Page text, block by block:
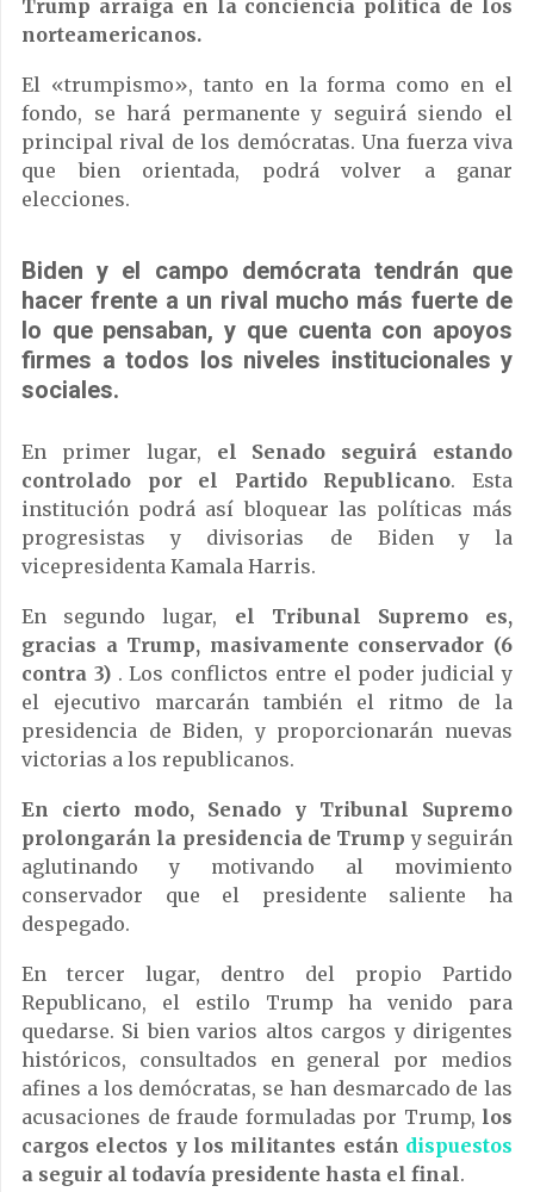
Trump arraiga en la conciencia política de los
norteamericanos.
El «trumpismo», tanto en la forma como en el
fondo, se hará permanente y seguirá siendo el
principal rival de los demócratas. Una fuerza viva
que bien orientada, podrá volver a ganar
elecciones.
Biden y el campo demócrata tendrán que
hacer frente a un rival mucho más fuerte de
lo que pensaban, y que cuenta con apoyos
firmes a todos los niveles institucionales y
sociales.
En primer lugar, el Senado seguirá estando
controlado por el Partido Republicano. Esta
institución podrá así bloquear las políticas más
progresistas y divisorias de Biden y la
vicepresidenta Kamala Harris.
En segundo lugar, el Tribunal Supremo es,
gracias a Trump, masivamente conservador (6
contra 3). Los conflictos entre el poder judicial y
el ejecutivo marcarán también el ritmo de la
presidencia de Biden, y proporcionarán nuevas
victorias a los republicanos.
En cierto modo, Senado y Tribunal Supremo
prolongarán la presidencia de Trump y seguirán
aglutinando y motivando al movimiento
conservador que el presidente saliente ha
despegado.
En tercer lugar, dentro del propio Partido
Republicano, el estilo Trump ha venido para
quedarse. Si bien varios altos cargos y dirigentes
históricos, consultados en general por medios
afines a los demócratas, se han desmarcado de las
acusaciones de fraude formuladas por Trump, los
cargos electos y los militantes están dispuestos
a seguir al todavía presidente hasta el final.